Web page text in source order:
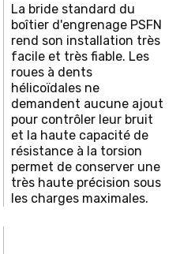
La bride standard du
boîtier d'engrenage PSFN
rend son installation très
facile et très fiable. Les
roues à dents
hélicoïdales ne
demandent aucune ajout
pour contrôler leur bruit
et la haute capacité de
résistance à la torsion
permet de conserver une
très haute précision sous
les charges maximales.